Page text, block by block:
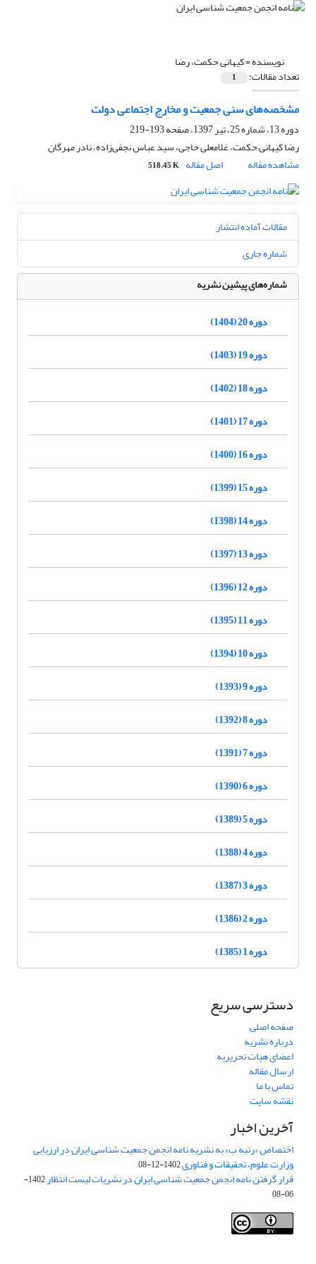
نویسنده =کیهانی حکمت، رضا
تعداد مقالات: 1
مشخصه‌های سنی جمعیت و مخارج اجتماعی دولت
دوره 13، شماره 25، تیر 1397، صفحه
193-219
رضا کیهانی حکمت، غلامعلی حاجی، سید عباس نجفی‌زاده، نادر مهرگان
مشاهده مقاله
اصل مقاله 518.45 K
مقالات آماده انتشار
شماره جاری
شماره‌های پیشین نشریه
دوره 20 (1404)
دوره 19 (1403)
دوره 18 (1402)
دوره 17 (1401)
دوره 16 (1400)
دوره 15 (1399)
دوره 14 (1398)
دوره 13 (1397)
دوره 12 (1396)
دوره 11 (1395)
دوره 10 (1394)
دوره 9 (1393)
دوره 8 (1392)
دوره 7 (1391)
دوره 6 (1390)
دوره 5 (1389)
دوره 4 (1388)
دوره 3 (1387)
دوره 2 (1386)
دوره 1 (1385)
دسترسی سریع
صفحه اصلی
درباره نشریه
اعضای هیات تحریریه
ارسال مقاله
تماس با ما
نقشه سایت
آخرین اخبار
اختصاص «رتبه ب» به نشریه نامه انجمن جمعیت شناسی ایران در ارزیابی
وزارت علوم، تحقیقات و فناوری1402-12-08
قرار گرفتن نامه انجمن جمعیت شناسی ایران در نشریات لیست انتظار
1402-
06-08